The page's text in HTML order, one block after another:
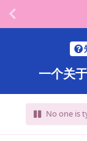
一个关
No one is